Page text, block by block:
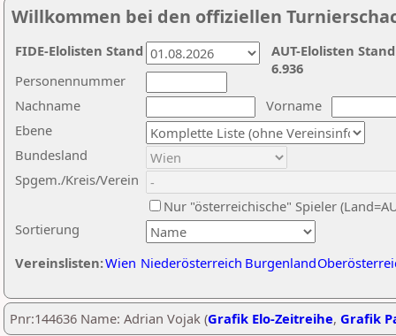
Willkommen bei den offiziellen
Nachname
Vorname
Ebene
Sortierung
Personennummer
Bundesland
Spgem./Kreis/Verein
Nur "österreichische" Spieler
Vereinslisten:Wien Niederösterreich Burgenland
AUT-Elolisten
6.936
FIDE-Elolisten Stand
Pnr:144636 Name: Adrian Vojak (Grafik Elo-Zeitreihe, Grafik